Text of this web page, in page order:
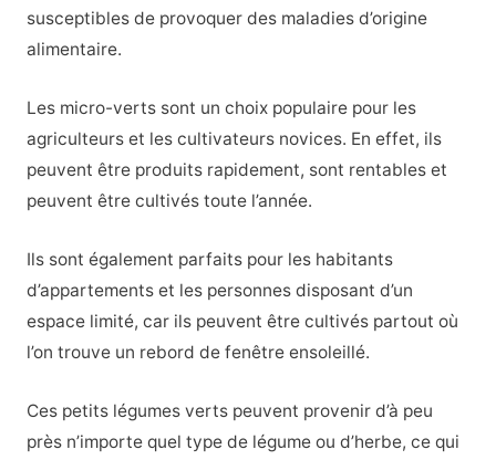
susceptibles de provoquer des maladies d’origine
alimentaire.
Les micro-verts sont un choix populaire pour les
agriculteurs et les cultivateurs novices. En effet, ils
peuvent être produits rapidement, sont rentables et
peuvent être cultivés toute l’année.
Ils sont également parfaits pour les habitants
d’appartements et les personnes disposant d’un
espace limité, car ils peuvent être cultivés partout où
l’on trouve un rebord de fenêtre ensoleillé.
Ces petits légumes verts peuvent provenir d’à peu
près n’importe quel type de légume ou d’herbe, ce qui